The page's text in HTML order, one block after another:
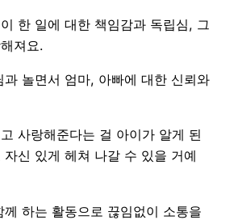
한 일에 대한 책임감과 독립심, 그
져요.
과 놀면서 엄마, 아빠에 대한 신뢰와
사랑해준다는 걸 아이가 알게 된
신 있게 헤쳐 나갈 수 있을 거예
께 하는 활동으로 끊임없이 소통을